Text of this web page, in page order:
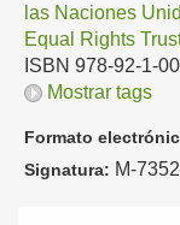
las Naciones
Equal Rights
ISBN 978-92-1-
Mostrar tags
Formato
Signatura: M-